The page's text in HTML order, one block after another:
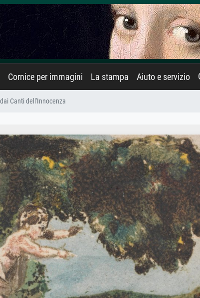
Cornice per immagini La stampa Aiuto e servizio
Canti dell'Innocenza